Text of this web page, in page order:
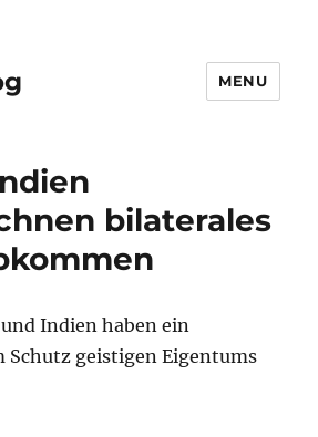
MENU
bilaterales
Indien haben ein
Schutz geistigen Eigentums